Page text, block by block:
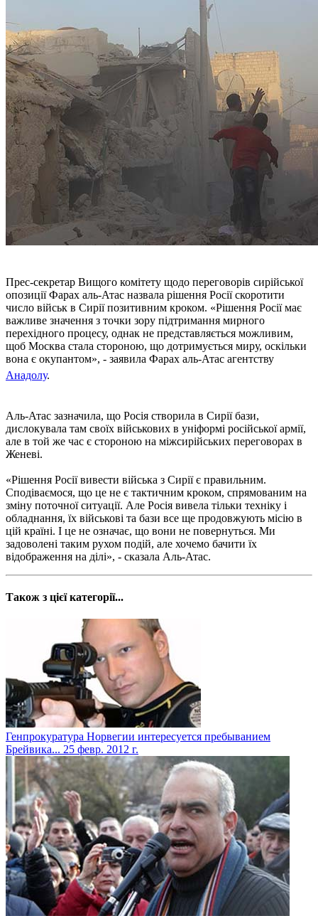
Прес-секретар Вищого комітету щодо переговорів сирійської
опозиції Фарах аль-Атас назвала рішення Росії скоротити
число військ в Сирії позитивним кроком. «Рішення Росії має
важливе значення з точки зору підтримання мирного
перехідного процесу, однак не представляється можливим,
щоб Москва стала стороною, що дотримується миру, оскільки
вона є окупантом», - заявила Фарах аль-Атас агентству
Анадолу.
Аль-Атас зазначила, що Росія створила в Сирії бази,
дислокувала там своїх військових в уніформі російської армії,
але в той же час є стороною на міжсирійських переговорах в
Женеві.
«Рішення Росії вивести війська з Сирії є правильним.
Сподіваємося, що це не є тактичним кроком, спрямованим на
зміну поточної ситуації. Але Росія вивела тільки техніку і
обладнання, їх військові та бази все ще продовжують місію в
цій країні. І це не означає, що вони не повернуться. Ми
задоволені таким рухом подій, але хочемо бачити їх
відображення на ділі», - сказала Аль-Атас.
Також з цієї категорії...
Генпрокуратура Норвегии интересуется пребыванием
Брейвика... 25 февр. 2012 г.